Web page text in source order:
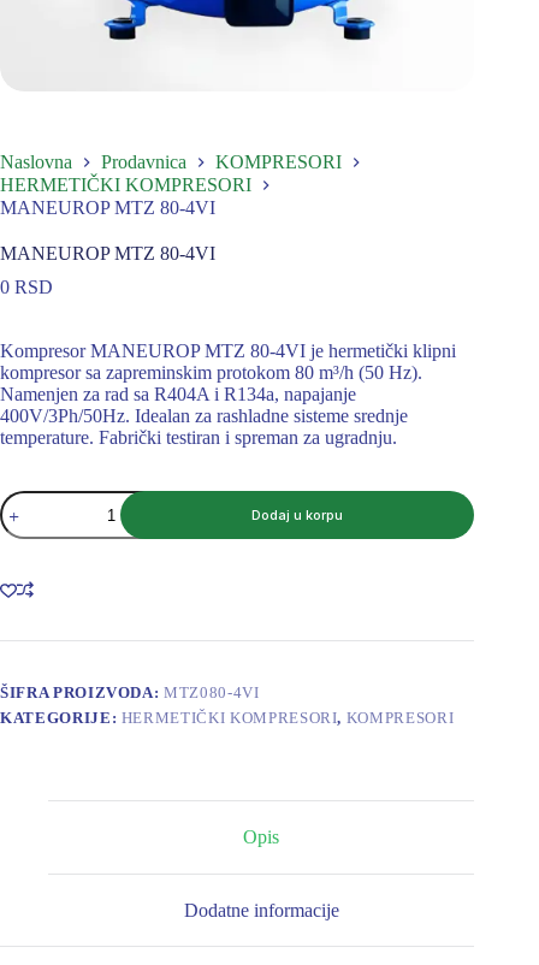
Naslovna Prodavnica
KOMPRESORI
HERMETIČKI KOMPRESORI
MANEUROP MTZ 80-4VI
MANEUROP MTZ 80-4VI
0 RSD
Kompresor MANEUROP MTZ 80-4VI je hermetički klipni
kompresor sa zapreminskim protokom 80 m³/h (50 Hz).
Namenjen za rad sa R404A i R134a, napajanje
400V/3Ph/50Hz. Idealan za rashladne sisteme srednje
temperature. Fabrički testiran i spreman za ugradnju.
MANEUROP
MTZ
80-
količina
Dodaj u korpu
ŠIFRA PROIZVODA:MTZ080-4VI
KATEGORIJE: HERMETIČKI KOMPRESORI, KOMPRESORI
Opis
Dodatne informacije